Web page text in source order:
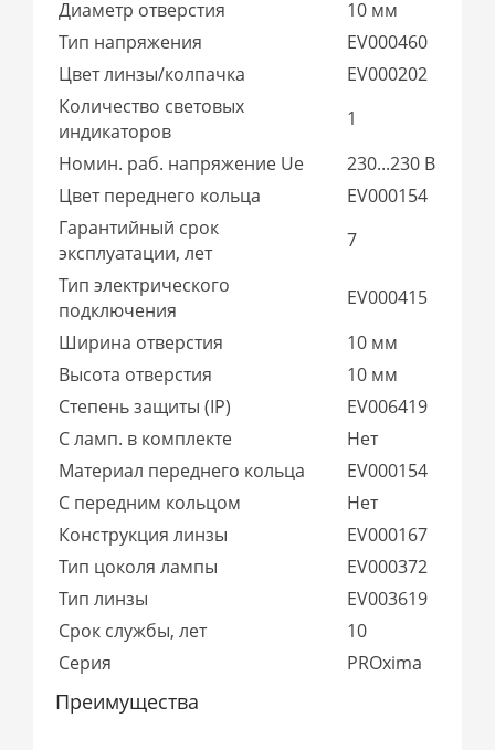
Диаметр отверстия
10 мм
Тип напряжения
EV000460
Цвет линзы/колпачка
EV000202
Количество световых
индикаторов
1
Номин. раб. напряжение Ue
230...230 В
Цвет переднего кольца
EV000154
Гарантийный срок
эксплуатации, лет
7
Тип электрического
подключения
EV000415
Ширина отверстия
10 мм
Высота отверстия
10 мм
Степень защиты (IP)
EV006419
С ламп. в комплекте
Нет
Материал переднего кольца
EV000154
С передним кольцом
Нет
Конструкция линзы
EV000167
Тип цоколя лампы
EV000372
Тип линзы
EV003619
Срок службы, лет
10
Серия
PROxima
Преимущества